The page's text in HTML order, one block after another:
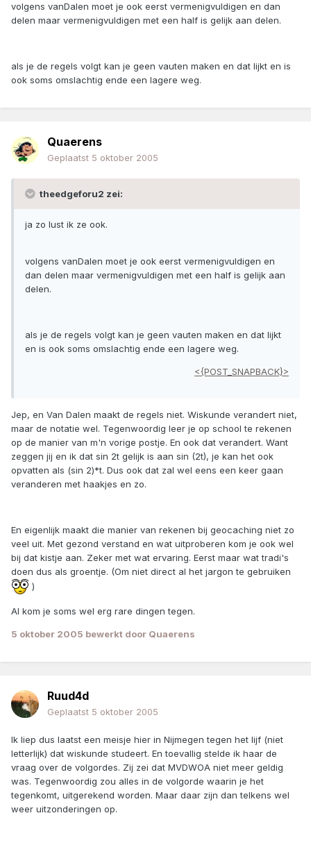
volgens vanDalen moet je ook eerst vermenigvuldigen en dan
delen maar vermenigvuldigen met een half is gelijk aan delen.
als je de regels volgt kan je geen vauten maken en dat lijkt en is
ook soms omslachtig ende een lagere weg.
Quaerens
Geplaatst 5 oktober 2005
theedgeforu2 zei:
ja zo lust ik ze ook.
volgens vanDalen moet je ook eerst vermenigvuldigen en
dan delen maar vermenigvuldigen met een half is gelijk aan
delen.
als je de regels volgt kan je geen vauten maken en dat lijkt
en is ook soms omslachtig ende een lagere weg.
<{POST_SNAPBACK}>
Jep, en Van Dalen maakt de regels niet. Wiskunde verandert niet,
maar de notatie wel. Tegenwoordig leer je op school te rekenen
op de manier van m'n vorige postje. En ook dat verandert. Want
zeggen jij en ik dat sin 2t gelijk is aan sin (2t), je kan het ook
opvatten als (sin 2)*t. Dus ook dat zal wel eens een keer gaan
veranderen met haakjes en zo.
En eigenlijk maakt die manier van rekenen bij geocaching niet zo
veel uit. Met gezond verstand en wat uitproberen kom je ook wel
bij dat kistje aan. Zeker met wat ervaring. Eerst maar wat tradi's
doen dus als groentje. (Om niet direct al het jargon te gebruiken
)
Al kom je soms wel erg rare dingen tegen.
5 oktober 2005 bewerkt door Quaerens
Ruud4d
Geplaatst 5 oktober 2005
Ik liep dus laatst een meisje hier in Nijmegen tegen het lijf (niet
letterlijk) dat wiskunde studeert. En toevallig stelde ik haar de
vraag over de volgordes. Zij zei dat MVDWOA niet meer geldig
was. Tegenwoordig zou alles in de volgorde waarin je het
tegenkomt, uitgerekend worden. Maar daar zijn dan telkens wel
weer uitzonderingen op.